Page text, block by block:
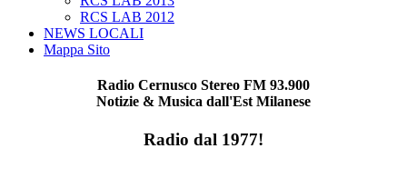
RCS LAB 2012
NEWS LOCALI
Mappa Sito
Radio Cernusco Stereo FM 93.900
Notizie & Musica dall'Est Milanese
Radio dal 1977!